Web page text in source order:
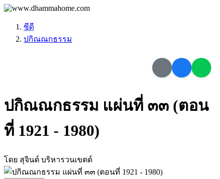
ซีดี
ปกิณณกธรรม
ปกิณณกธรรม แผ่นที่ ๓๓ (ตอน
ที่ 1921 - 1980)
โดย สุจินต์ บริหารวนเขตต์